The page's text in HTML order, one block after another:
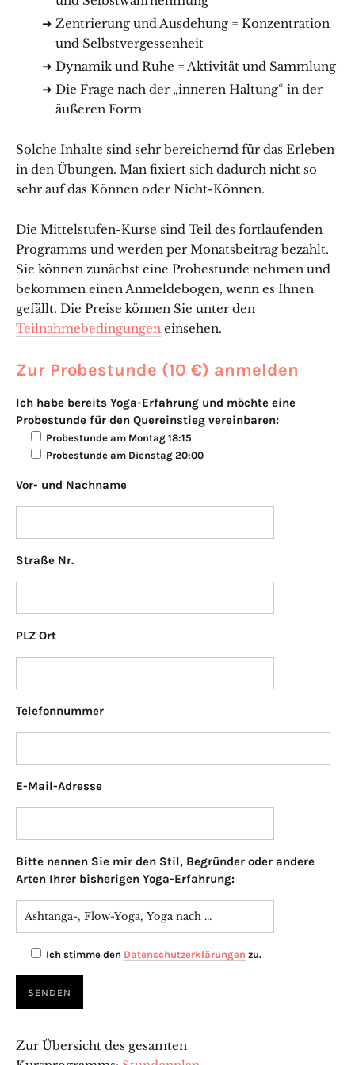
Zentrierung und Ausdehung = Konzentration
und Selbstvergessenheit
Dynamik und Ruhe = Aktivität und Sammlung
Die Frage nach der „inneren Haltung“ in der
äußeren Form
Solche Inhalte sind sehr bereichernd für das Erleben
in den Übungen. Man fixiert sich dadurch nicht so
sehr auf das Können oder Nicht-Können.
Die Mittelstufen-Kurse sind Teil des fortlaufenden
Programms und werden per Monatsbeitrag bezahlt.
Sie können zunächst eine Probestunde nehmen und
bekommen einen Anmeldebogen, wenn es Ihnen
gefällt. Die Preise können Sie unter den
Teilnahmebedingungen einsehen.
Zur Probestunde (10 €) anmelden
Ich habe bereits Yoga-Erfahrung und möchte eine
Probestunde für den Quereinstieg vereinbaren:
Probestunde am Montag 18:15
Probestunde am Dienstag 20:00
Vor- und Nachname
Straße Nr.
PLZ Ort
Telefonnummer
E-Mail-Adresse
Bitte nennen Sie mir den Stil, Begründer oder andere
Arten Ihrer bisherigen Yoga-Erfahrung:
Ich stimme den Datenschutzerklärungen zu.
Zur Übersicht des gesamten